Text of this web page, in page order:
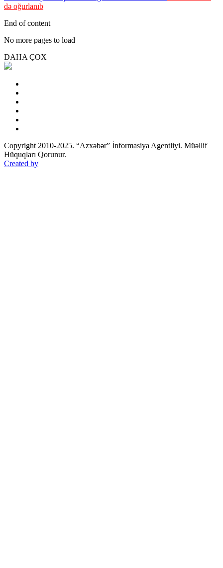
də oğurlanıb
End of content
No more pages to load
DAHA ÇOX
Copyright 2010-2025. “Azxəbər” İnformasiya Agentliyi. Müəllif
Hüquqları Qorunur.
Created by